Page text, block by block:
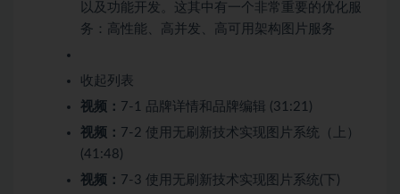
以及功能开发。这其中有一个非常重要的优化服
务：高性能、高并发、高可用架构图片服务
收起列表
视频： 7-1 品牌详情和品牌编辑 (31:21)
视频： 7-2 使用无刷新技术实现图片系统（上）
(41:48)
视频： 7-3 使用无刷新技术实现图片系统(下)